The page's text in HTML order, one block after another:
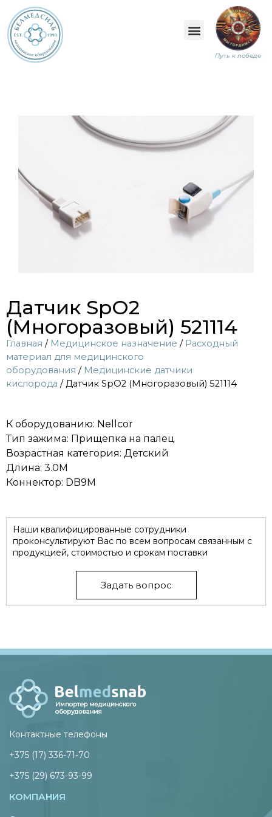
Путь к победе
Датчик SpO2
(Многоразовый) 521114
Главная / Медицинское назначение / Расходный
материал для медицинского
оборудования / Медицинские датчики
кислорода / Датчик SpO2 (Многоразовый) 521114
К оборудованию: Nellcor
Тип зажима: Прищепка на палец
Возрастная категория: Детский
Длина: 3.0M
Коннектор: DB9M
Наши квалифицированные сотрудники
проконсультируют Вас по всем вопросам связанным с
продукцией, стоимостью и срокам поставки
Задать вопрос
Контактные телефоны
+375 (17) 336-71-70
+375 (29) 673-93-99
КОМПАНИЯ